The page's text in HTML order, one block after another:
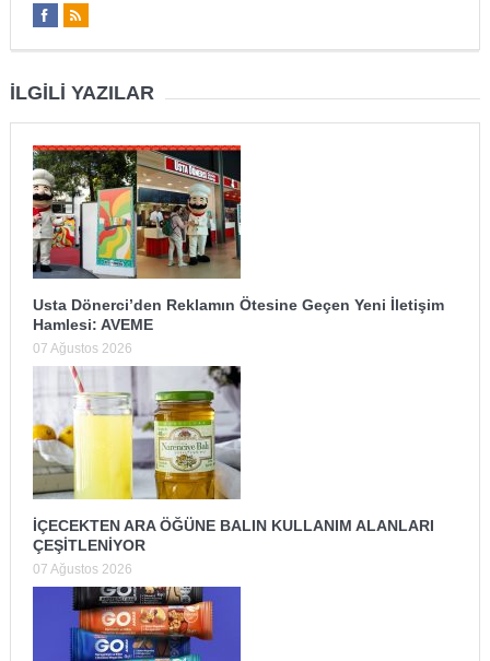
İLGILI YAZILAR
Usta Dönerci’den Reklamın Ötesine Geçen Yeni İletişim
Hamlesi: AVEME
07 Ağustos 2026
İÇECEKTEN ARA ÖĞÜNE BALIN KULLANIM ALANLARI
ÇEŞİTLENİYOR
07 Ağustos 2026